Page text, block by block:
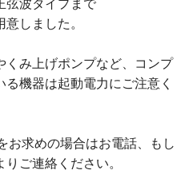
しました。
み上げポンプなど、コンプ
機器は起動電力にご注意く
お求めの場合はお電話、もし
ご連絡ください。